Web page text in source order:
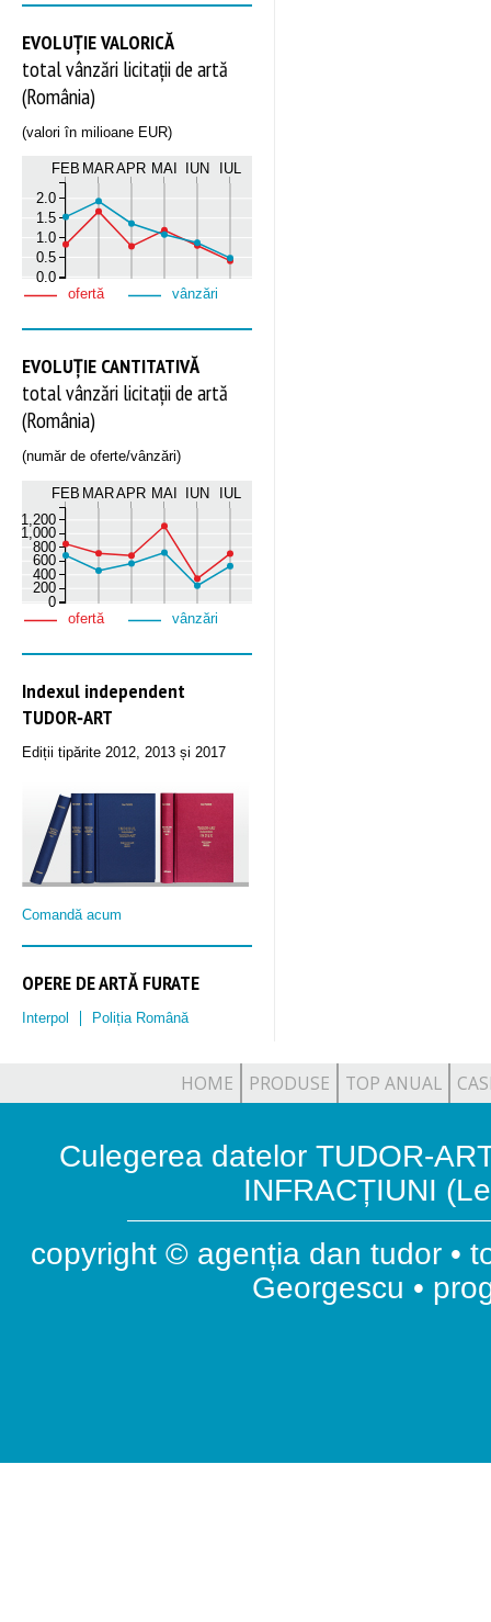
EVOLUȚIE VALORICĂ
total vânzări licitații de artă
(România)
(valori în milioane EUR)
FEB MARAPR MAI IUN IUL
0.0
0.5
1.0
1.5
2.0
ofertă vânzări
EVOLUȚIE CANTITATIVĂ
total vânzări licitații de artă
(România)
(număr de oferte/vânzări)
FEB MARAPR MAI IUN IUL
0
200
400
600
800
1,000
1,200
ofertă vânzări
Indexul independent
TUDOR‑ART
Ediții tipărite 2012, 2013 și 2017
Comandă acum
OPERE DE ARTĂ FURATE
Interpol Poliția Română
HOME PRODUSE TOP ANUAL
Culegerea datelor TUDOR-
INFRACȚIUNI
copyright © agenția dan tudor •
Georgescu •